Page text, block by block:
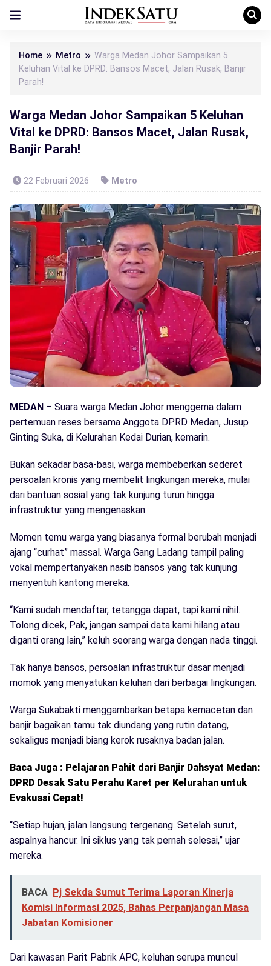
Home Metro
Warga Medan Johor Sampaikan 5
Keluhan Vital ke DPRD: Bansos Macet, Jalan Rusak, Banjir
Parah!
Warga Medan Johor Sampaikan 5 Keluhan
Vital ke DPRD: Bansos Macet, Jalan Rusak,
Banjir Parah!
22 Februari 2026 Metro
MEDAN – Suara warga Medan Johor menggema dalam
pertemuan reses bersama Anggota DPRD Medan, Jusup
Ginting Suka, di Kelurahan Kedai Durian, kemarin.
Bukan sekadar basa-basi, warga membeberkan sederet
persoalan kronis yang membelit lingkungan mereka, mulai
dari bantuan sosial yang tak kunjung turun hingga
infrastruktur yang mengenaskan.
Momen temu warga yang biasanya formal berubah menjadi
ajang “curhat” massal. Warga Gang Ladang tampil paling
vokal mempertanyakan nasib bansos yang tak kunjung
menyentuh kantong mereka.
“Kami sudah mendaftar, tetangga dapat, tapi kami nihil.
Tolong dicek, Pak, jangan sampai data kami hilang atau
diganti orang lain,” keluh seorang warga dengan nada tinggi.
Tak hanya bansos, persoalan infrastruktur dasar menjadi
momok yang menyatukan keluhan dari berbagai lingkungan.
Warga Sukabakti menggambarkan betapa kemacetan dan
banjir bagaikan tamu tak diundang yang rutin datang,
sekaligus menjadi biang kerok rusaknya badan jalan.
Baca Juga : Pelajaran Pahit dari Banjir Dahsyat Medan:
DPRD Desak Satu Perahu Karet per Kelurahan untuk
Evakuasi Cepat!
“Setiap hujan, jalan langsung tergenang. Setelah surut,
aspalnya hancur. Ini siklus yang tak pernah selesai,” ujar
mereka.
BACA Pj Sekda Sumut Terima Laporan Kinerja
Komisi Informasi 2025, Bahas Perpanjangan Masa
Jabatan Komisioner
Dari kawasan Parit Pabrik APC, keluhan serupa muncul